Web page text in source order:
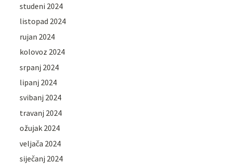
studeni 2024
listopad 2024
rujan 2024
kolovoz 2024
srpanj 2024
lipanj 2024
svibanj 2024
travanj 2024
ožujak 2024
veljača 2024
siječanj 2024